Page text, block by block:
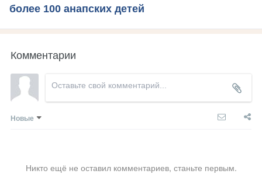
более 100 анапских детей
Комментарии
Новые
Никто ещё не оставил комментариев, станьте первым.